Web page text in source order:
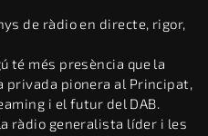
de ràdio en directe, rigor,
té més presència que la
privada pionera al Principat,
i el futur del DAB.
ràdio generalista líder i les